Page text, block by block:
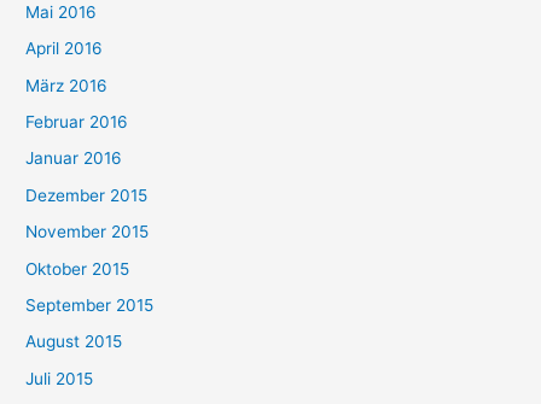
Mai 2016
April 2016
März 2016
Februar 2016
Januar 2016
Dezember 2015
November 2015
Oktober 2015
September 2015
August 2015
Juli 2015